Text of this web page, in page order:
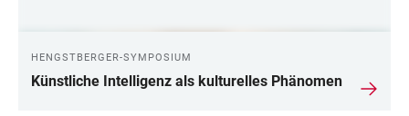
HENGSTBERGER-SYMPOSIUM
Künstliche Intelligenz als kulturelles Phänomen